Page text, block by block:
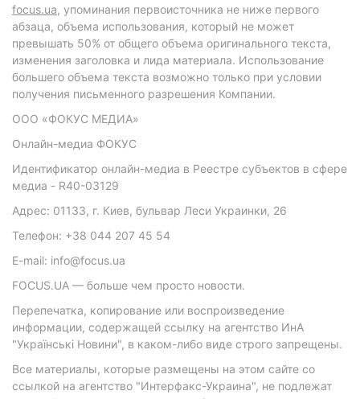
focus.ua, упоминания первоисточника не ниже первого
абзаца, объема использования, который не может
превышать 50% от общего объема оригинального текста,
изменения заголовка и лида материала. Использование
большего объема текста возможно только при условии
получения письменного разрешения Компании.
ООО «ФОКУС МЕДИА»
Онлайн-медиа ФОКУС
Идентификатор онлайн-медиа в Реестре субъектов в сфере
медиа - R40-03129
Адрес: 01133, г. Киев, бульвар Леси Украинки, 26
Телефон: +38 044 207 45 54
E-mail: info@focus.ua
FOCUS.UA — больше чем просто новости.
Перепечатка, копирование или воспроизведение
информации, содержащей ссылку на агентство ИнА
"Українські Новини", в каком-либо виде строго запрещены.
Все материалы, которые размещены на этом сайте со
ссылкой на агентство "Интерфакс-Украина", не подлежат